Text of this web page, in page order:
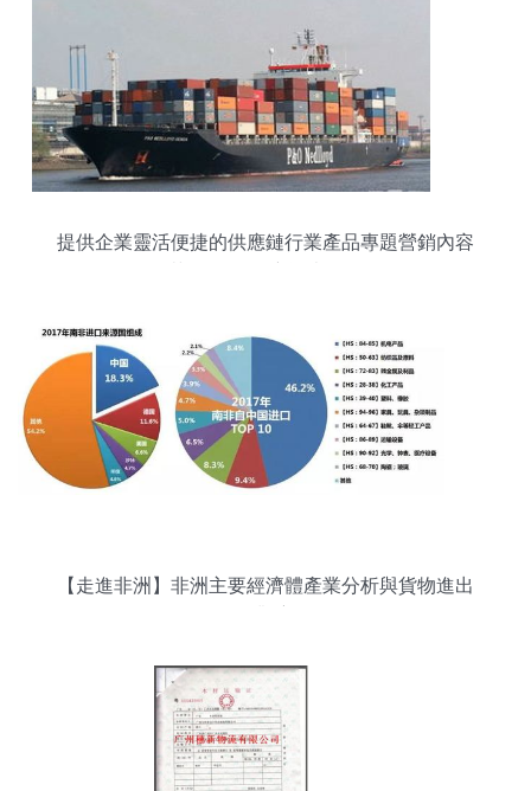
提供企業靈活便捷的供應鏈行業產品專題營銷內容
【走進非洲】非洲主要經濟體產業分析與貨物進出